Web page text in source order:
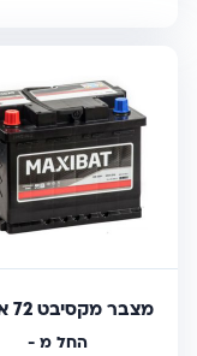
מצבר מקסיבט 72 אמפר
החל מ -